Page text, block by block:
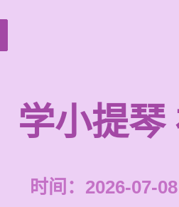
学小提琴
时间：2026-07-